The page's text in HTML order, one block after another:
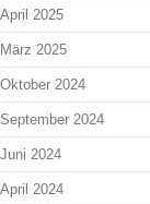
April 2025
März 2025
Oktober 2024
September 2024
Juni 2024
April 2024